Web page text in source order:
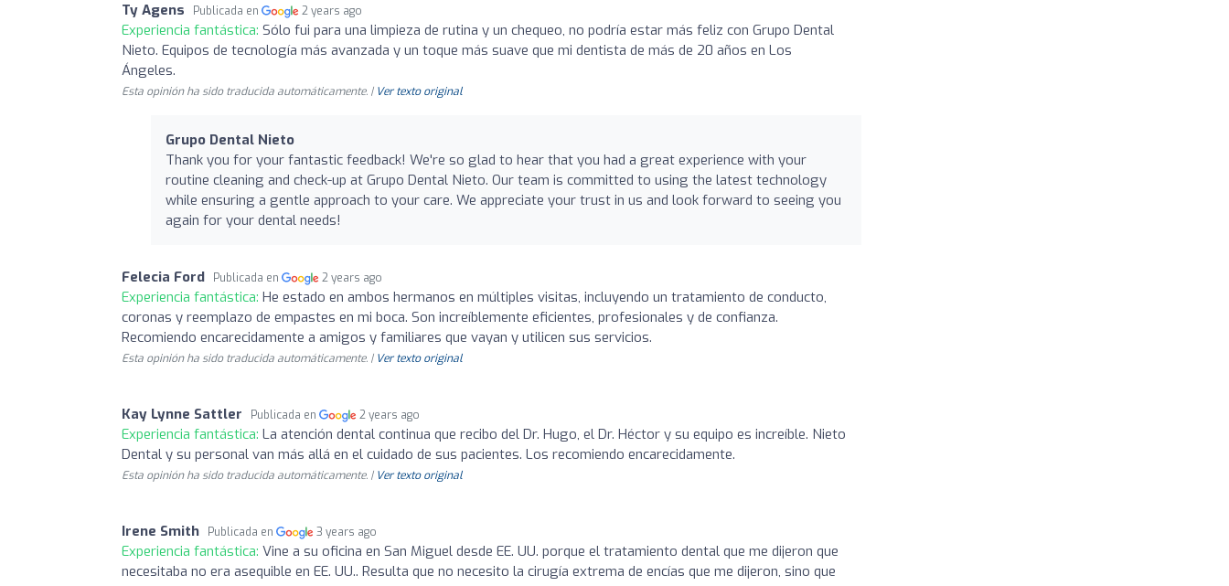
Ty Agens Publicada en 2 years ago
Experiencia fantástica: Sólo fui para una limpieza de rutina y un chequeo, no podría estar más feliz con Grupo Dental
Nieto. Equipos de tecnología más avanzada y un toque más suave que mi dentista de más de 20 años en Los
Ángeles.
Esta opinión ha sido traducida automáticamente. | Ver texto original
Grupo Dental Nieto
Thank you for your fantastic feedback! We're so glad to hear that you had a great experience with your
routine cleaning and check-up at Grupo Dental Nieto. Our team is committed to using the latest technology
while ensuring a gentle approach to your care. We appreciate your trust in us and look forward to seeing you
again for your dental needs!
Felecia Ford Publicada en 2 years ago
Experiencia fantástica: He estado en ambos hermanos en múltiples visitas, incluyendo un tratamiento de conducto,
coronas y reemplazo de empastes en mi boca. Son increíblemente eficientes, profesionales y de confianza.
Recomiendo encarecidamente a amigos y familiares que vayan y utilicen sus servicios.
Esta opinión ha sido traducida automáticamente. | Ver texto original
Kay Lynne Sattler Publicada en 2 years ago
Experiencia fantástica: La atención dental continua que recibo del Dr. Hugo, el Dr. Héctor y su equipo es increíble. Nieto
Dental y su personal van más allá en el cuidado de sus pacientes. Los recomiendo encarecidamente.
Esta opinión ha sido traducida automáticamente. | Ver texto original
Irene Smith Publicada en 3 years ago
Experiencia fantástica: Vine a su oficina en San Miguel desde EE. UU. porque el tratamiento dental que me dijeron que
necesitaba no era asequible en EE. UU.. Resulta que no necesito la cirugía extrema de encías que me dijeron, sino que